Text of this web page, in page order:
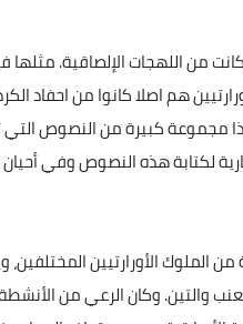
كانت من اللهجات الإلصاقية.
هم اصلا كانوا من
مجموعة كبيرة من النصوص
لكتابة هذه النصوص وفي
الملوك الأورارتيين
والتين. وكان الرعي من